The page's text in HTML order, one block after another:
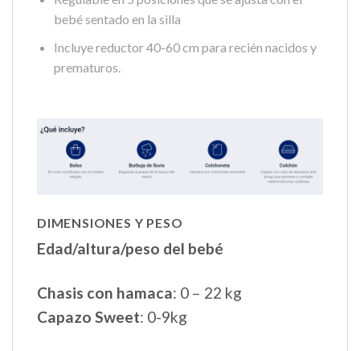
bebé sentado en la silla
Incluye reductor 40-60 cm para recién nacidos y
prematuros.
DIMENSIONES Y PESO
Edad/altura/peso del bebé
Chasis con hamaca: 0 – 22 kg
Capazo Sweet: 0-9kg